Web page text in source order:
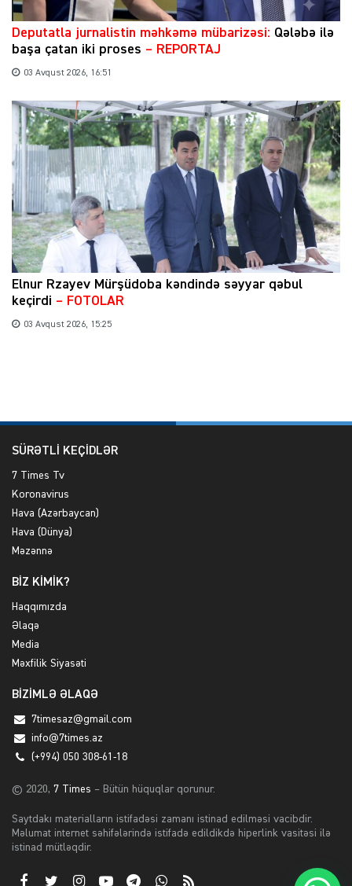
​Deputatla jurnalistin məhkəmə mübarizəsi: Qələbə ilə
başa çatan iki proses – REPORTAJ
03 Avqust 2026, 16:51
Elnur Rzayev Mürşüdoba kəndində səyyar qəbul
keçirdi – FOTOLAR
03 Avqust 2026, 15:25
SÜRƏTLİ KEÇİDLƏR
7 Times Tv
Koronavirus
Hava (Azərbaycan)
Hava (Dünya)
Məzənnə
BİZ KİMİK?
Haqqımızda
Əlaqə
Media
Məxfilik Siyasəti
BİZİMLƏ ƏLAQƏ
7timesaz@gmail.com
info@7times.az
(+994) 050 308-61-18
© 2020, 7 Times – Bütün hüquqlar qorunur.
Saytdakı materialların istifadəsi zamanı istinad edilməsi vacibdir.
Məlumat internet səhifələrində istifadə edildikdə hiperlink vasitəsi ilə
istinad mütləqdir.